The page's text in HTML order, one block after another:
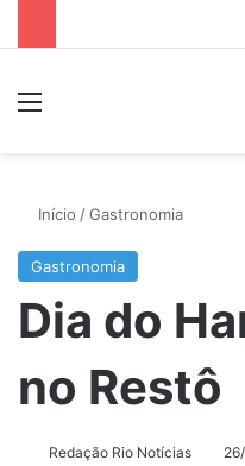
Início /Gastronomia
Gastronomia
Dia do
no Restô
Redação Rio Notícias